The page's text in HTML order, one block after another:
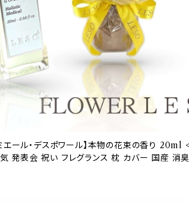
エール・デスポワール】本物の花束の香り 20ml
発表会 祝い フレグランス 枕 カバー 国産 消
ーデン 誕生日 父 母 デー ギフト プレゼント